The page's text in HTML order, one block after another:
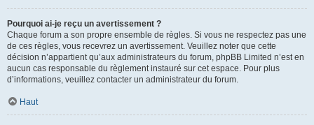
Pourquoi ai-je reçu un avertissement ?
Chaque forum a son propre ensemble de règles. Si vous ne respectez pas une
de ces règles, vous recevrez un avertissement. Veuillez noter que cette
décision n’appartient qu’aux administrateurs du forum, phpBB Limited n’est en
aucun cas responsable du règlement instauré sur cet espace. Pour plus
d’informations, veuillez contacter un administrateur du forum.
Haut